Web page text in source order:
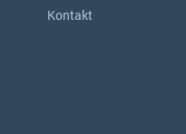
Kontakt